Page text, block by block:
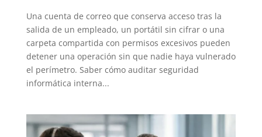
Una cuenta de correo que conserva acceso tras la
salida de un empleado, un portátil sin cifrar o una
carpeta compartida con permisos excesivos pueden
detener una operación sin que nadie haya vulnerado
el perímetro. Saber cómo auditar seguridad
informática interna...